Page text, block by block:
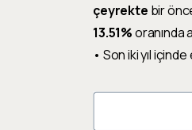
çeyrekte bir
13.51%oranında
• Son iki yıl